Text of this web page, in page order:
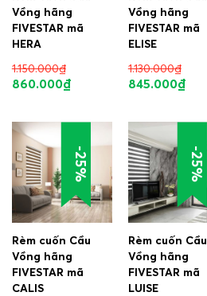
Vồng hãng
FIVESTAR mã
HERA
1.150.000₫
860.000₫
Vồng hãng
FIVESTAR mã
ELISE
1.130.000₫
845.000₫
-25%
Rèm cuốn Cầu
Vồng hãng
FIVESTAR mã
CALIS
-25%
Rèm cuốn Cầu
Vồng hãng
FIVESTAR mã
LUISE